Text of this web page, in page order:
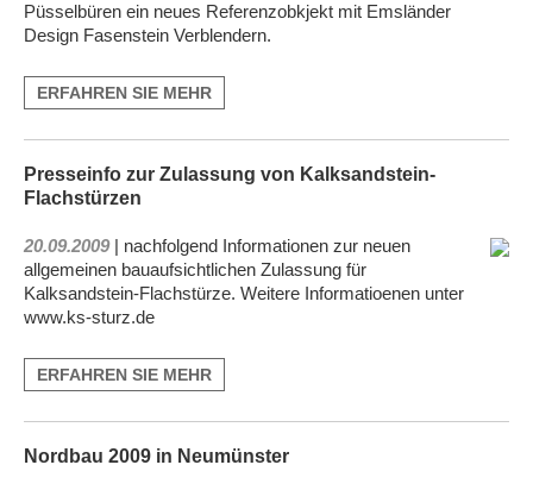
Püsselbüren ein neues Referenzobkjekt mit Emsländer
Design Fasenstein Verblendern.
ERFAHREN SIE MEHR
Presseinfo zur Zulassung von Kalksandstein-
Flachstürzen
20.09.2009| nachfolgend Informationen zur neuen
allgemeinen bauaufsichtlichen Zulassung für
Kalksandstein-Flachstürze. Weitere Informatioenen unter
www.ks-sturz.de
ERFAHREN SIE MEHR
Nordbau 2009 in Neumünster